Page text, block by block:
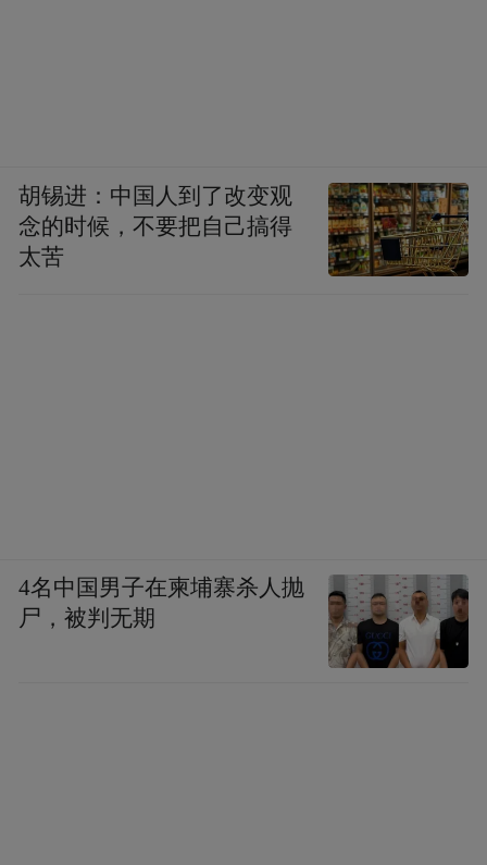
胡锡进：中国人到了改变观
念的时候，不要把自己搞得
太苦
4名中国男子在柬埔寨杀人抛
尸，被判无期